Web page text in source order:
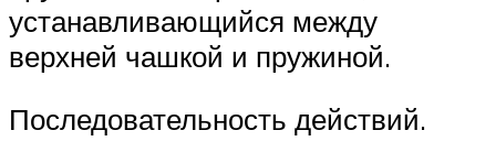
устанавливающийся между
верхней чашкой и пружиной.
Последовательность действий.